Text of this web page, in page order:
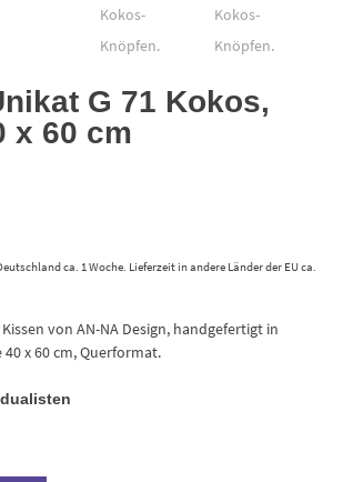
G 71 Kokos,
x 60 cm
ca. 1 Woche. Lieferzeit in andere Länder der EU ca.
von AN-NA Design, handgefertigt in
x 60 cm, Querformat.